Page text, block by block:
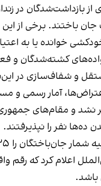
بازداشت‌شدگان در
باختند. برخی از این
خوانده یا به
کشته‌شدگان و
و شفاف‌سازی در
آمار رسمی و
و مقام‌های جمهوری
نفر را نپذیرفتند.
اعلام کرد که رقم
باشد.